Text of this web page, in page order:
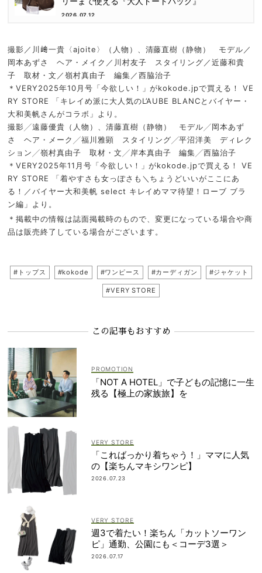
2026.07.12
撮影／川﨑一貴〈ajoite〉（人物）、清藤直樹（静物） モデル／
岡本あずさ ヘア・メイク／川村友子 スタイリング／近藤和貴
子 取材・文／嶺村真由子 編集／西脇治子
＊VERY2025年10月号「今欲しい！」がkokode.jpで買える！ VE
RY STORE 「キレイめ派に大人気のL’AUBE BLANCとバイヤー・
大和美帆さんがコラボ」より。
撮影╱遠藤優貴（人物）、清藤直樹（静物） モデル╱岡本あず
さ ヘア・メーク╱福川雅顕 スタイリング╱平沼洋美 ディレク
ション╱嶺村真由子 取材・文╱岸本真由子 編集╱西脇治子
＊VERY2025年11月号「今欲しい！」がkokode.jpで買える！ VE
RY STORE 「着やすさも女っぽさも＼ちょうどいいがここにあ
る！／バイヤー大和美帆 select キレイめママ待望！ローブ ブラ
ン編」より。
＊掲載中の情報は誌面掲載時のもので、変更になっている場合や商
品は販売終了している場合がございます。
#トップス #kokode #ワンピース #カーディガン #ジャケット
#VERY STORE
この記事もおすすめ
「NOT A HOTEL」で子どもの記憶に一生
残る【極上の家族旅】を
VERY STORE
「こればっかり着ちゃう！」ママに人気
の【楽ちんマキシワンピ】
2026.07.23
VERY STORE
週3で着たい！楽ちん「カットソーワン
ピ」通勤、公園にも＜コーデ3選＞
2026.07.17